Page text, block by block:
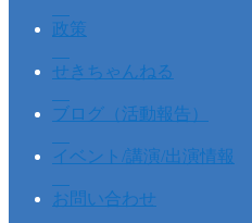
政策
せきちゃんねる
ブログ（活動報告）
イベント/講演/出演情報
お問い合わせ